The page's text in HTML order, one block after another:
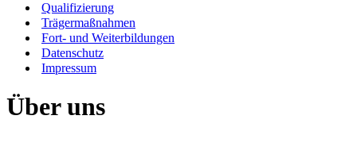
Qualifizierung
Trägermaßnahmen
Fort- und Weiterbildungen
Datenschutz
Impressum
Über uns